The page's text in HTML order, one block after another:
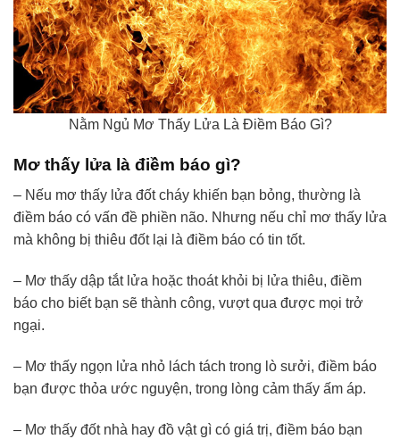
Nằm Ngủ Mơ Thấy Lửa Là Điềm Báo Gì?
Mơ thấy lửa là điềm báo gì?
– Nếu mơ thấy lửa đốt cháy khiến bạn bỏng, thường là
điềm báo có vấn đề phiền não. Nhưng nếu chỉ mơ thấy lửa
mà không bị thiêu đốt lại là điềm báo có tin tốt.
– Mơ thấy dập tắt lửa hoặc thoát khỏi bị lửa thiêu, điềm
báo cho biết bạn sẽ thành công, vượt qua được mọi trở
ngại.
– Mơ thấy ngọn lửa nhỏ lách tách trong lò sưởi, điềm báo
bạn được thỏa ước nguyện, trong lòng cảm thấy ấm áp.
– Mơ thấy đốt nhà hay đồ vật gì có giá trị, điềm báo bạn